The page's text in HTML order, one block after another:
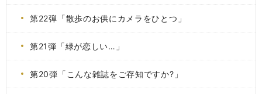
第22弾「散歩のお供にカメラをひとつ」
第21弾「緑が恋しい…」
第20弾「こんな雑誌をご存知ですか?」